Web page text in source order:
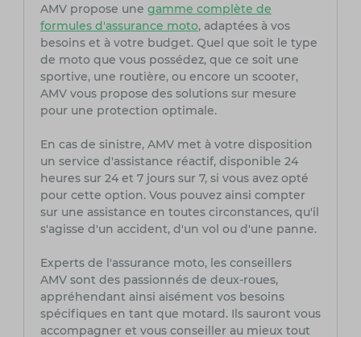
AMV propose une gamme complète de
formules d'assurance moto, adaptées à vos
besoins et à votre budget. Quel que soit le type
de moto que vous possédez, que ce soit une
sportive, une routière, ou encore un scooter,
AMV vous propose des solutions sur mesure
pour une protection optimale.
En cas de sinistre, AMV met à votre disposition
un service d'assistance réactif, disponible 24
heures sur 24 et 7 jours sur 7, si vous avez opté
pour cette option. Vous pouvez ainsi compter
sur une assistance en toutes circonstances, qu'il
s'agisse d'un accident, d'un vol ou d'une panne.
Experts de l'assurance moto, les conseillers
AMV sont des passionnés de deux-roues,
appréhendant ainsi aisément vos besoins
spécifiques en tant que motard. Ils sauront vous
accompagner et vous conseiller au mieux tout